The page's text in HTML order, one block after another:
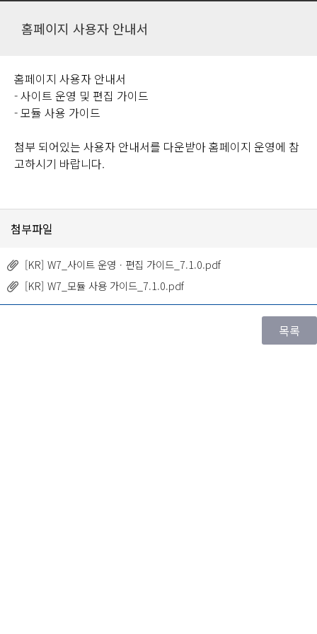
홈페이지 사용자 안내서
홈페이지 사용자 안내서
- 사이트 운영 및 편집 가이드
- 모듈 사용 가이드
첨부 되어있는 사용자 안내서를 다운받아 홈페이지 운영에 참
고하시기 바랍니다.
첨부파일
[KR] W7_사이트 운영ㆍ편집 가이드_7.1.0.pdf
[KR] W7_모듈 사용 가이드_7.1.0.pdf